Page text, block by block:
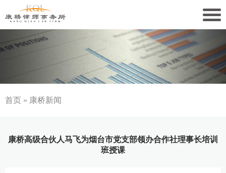
关于康桥
康桥文化
康桥党建
首页 » 康桥新闻
康桥高级合伙人马飞为烟台市党支部领办合作社理事长培训
班授课